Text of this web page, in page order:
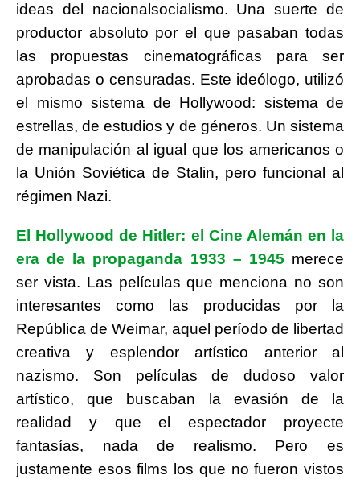
ideas del nacionalsocialismo. Una suerte de
productor absoluto por el que pasaban todas
las propuestas cinematográficas para ser
aprobadas o censuradas. Este ideólogo, utilizó
el mismo sistema de Hollywood: sistema de
estrellas, de estudios y de géneros. Un sistema
de manipulación al igual que los americanos o
la Unión Soviética de Stalin, pero funcional al
régimen Nazi.
El Hollywood de Hitler: el Cine Alemán en la
era de la propaganda 1933 – 1945 merece
ser vista. Las películas que menciona no son
interesantes como las producidas por la
República de Weimar, aquel período de libertad
creativa y esplendor artístico anterior al
nazismo. Son películas de dudoso valor
artístico, que buscaban la evasión de la
realidad y que el espectador proyecte
fantasías, nada de realismo. Pero es
justamente esos films los que no fueron vistos